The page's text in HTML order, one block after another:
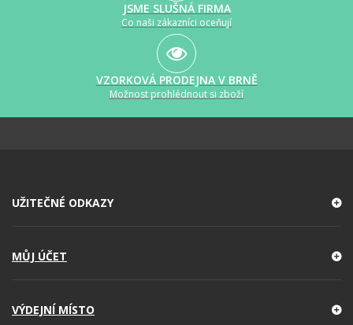
JSME SLUŠNÁ FIRMA
Co naši zákazníci oceňují
VZORKOVÁ PRODEJNA V BRNĚ
Možnost prohlédnout si zboží
UŽITEČNÉ ODKAZY
MŮJ ÚČET
VÝDEJNÍ MÍSTO